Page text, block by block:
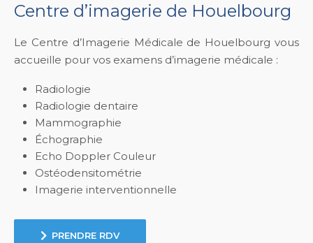
Centre d’imagerie de Houelbourg
Le Centre d’Imagerie Médicale de Houelbourg vous
accueille pour vos examens d’imagerie médicale :
Radiologie
Radiologie dentaire
Mammographie
Échographie
Echo Doppler Couleur
Ostéodensitométrie
Imagerie interventionnelle
PRENDRE RDV